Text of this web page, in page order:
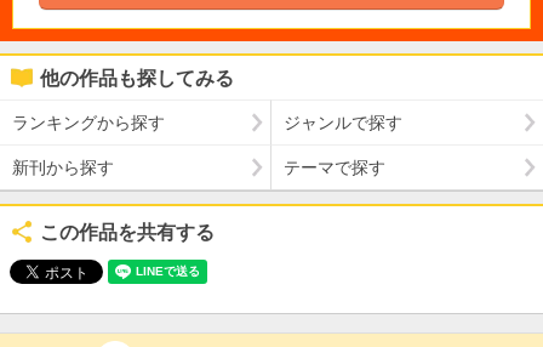
他の作品も探してみる
ランキングから探す ジャンルで探す
新刊から探す テーマで探す
この作品を共有する